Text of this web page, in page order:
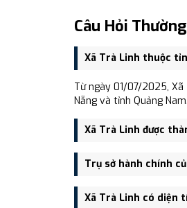
Câu Hỏi
Xã Trà Linh thuộc
Từ ngày 01/07/2025,
Nẵng và tỉnh Quảng Nam.
Xã Trà Linh được
Xã Trà Linh được thành
Trụ sở hành chính
Trụ sở hành chính mới
Xã Trà Linh có diện